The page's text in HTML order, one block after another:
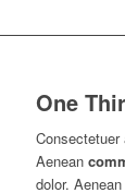
One
Aenean
dolor.